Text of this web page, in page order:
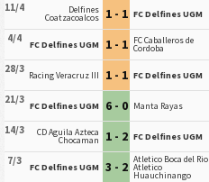
11/4
Delfines
Coatzacoalcos 1 - 1 FC Delfines UGM
4/4
FC Delfines UGM 1 - 1 FC Caballeros de
Cordoba
28/3 Racing Veracruz III 1 - 1 FC Delfines UGM
21/3 FC Delfines UGM 6 - 0 Manta Rayas
14/3
CD Aguila Azteca
Chocaman 1 - 2 FC Delfines UGM
7/3
FC Delfines UGM 3 - 2 Atletico Boca del Rio
Atletico
Huauchinango